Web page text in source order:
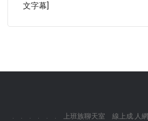
文字幕]
上班族聊天室 線上成.人網